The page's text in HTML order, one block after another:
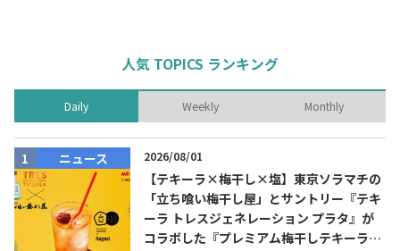
人気 TOPICS ランキング
Daily Weekly Monthly
ニュース 2026/08/01
【テキーラ×梅干し×塩】東京ソラマチの
「立ち喰い梅干し屋」とサントリー『テキ
ーラ トレスジェネレーション プラタ』が
コラボした『プレミアム梅干しテキーラソ